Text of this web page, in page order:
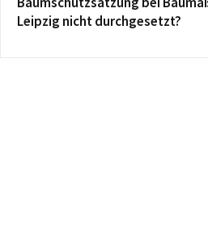
Leipzig nicht durchgesetzt?